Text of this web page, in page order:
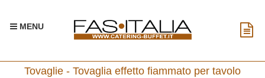
MENU
Tovaglie - Tovaglia effetto fiammato per tavolo